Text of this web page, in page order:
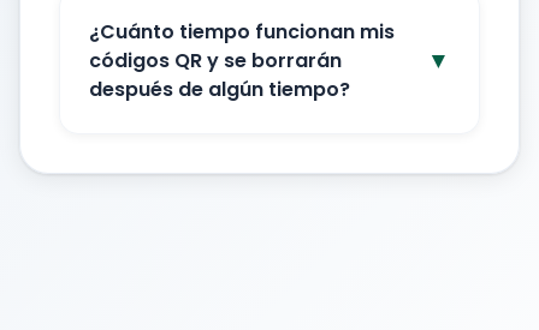
¿Cuánto tiempo funcionan mis
códigos QR y se borrarán
después de algún tiempo?
▼